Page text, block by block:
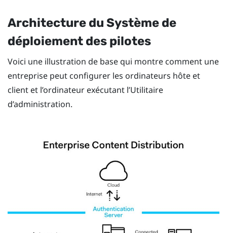
Architecture du Système de
déploiement des pilotes
Voici une illustration de base qui montre comment une
entreprise peut configurer les ordinateurs hôte et
client et l’ordinateur exécutant l’Utilitaire
d’administration.